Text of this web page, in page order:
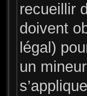
recueillir
doivent
légal)
un